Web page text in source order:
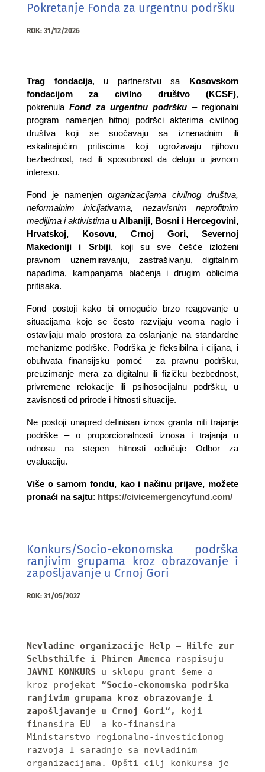
Pokretanje Fonda za urgentnu podršku
ROK: 31/12/2026
Trag fondacija, u partnerstvu sa
Kosovskom
fondacijom za civilno društvo (KCSF),
pokrenulaFond za urgentnu podršku – regionalni
program namenjen hitnoj podršci akterima civilnog
društva koji se suočavaju sa iznenadnim ili
eskalirajućim pritiscima koji ugrožavaju njihovu
bezbednost, rad ili sposobnost da deluju u javnom
interesu.
Fond je namenjenorganizacijama civilnog društva,
neformalnim inicijativama, nezavisnim neprofitnim
medijima i aktivistima u Albaniji, Bosni i Hercegovini,
Hrvatskoj, Kosovu, Crnoj Gori, Severnoj
Makedoniji i Srbiji, koji su sve češće izloženi
pravnom uznemiravanju, zastrašivanju, digitalnim
napadima, kampanjama blaćenja i drugim oblicima
pritisaka.
Fond postoji kako bi omogućio brzo reagovanje u
situacijama koje se često razvijaju veoma naglo i
ostavljaju malo prostora za oslanjanje na standardne
mehanizme podrške. Podrška je fleksibilna i ciljana, i
obuhvata finansijsku pomoć za pravnu podršku,
preuzimanje mera za digitalnu ili fizičku bezbednost,
privremene relokacije ili psihosocijalnu podršku, u
zavisnosti od prirode i hitnosti situacije.
Ne postoji unapred definisan iznos granta niti trajanje
podrške – o proporcionalnosti iznosa i trajanja u
odnosu na stepen hitnosti odlučuje Odbor za
evaluaciju.
Više o samom fondu, kao i načinu prijave, možete
pronaći na sajtu: https://civicemergencyfund.com/
Konkurs/Socio-ekonomska podrška
ranjivim grupama kroz obrazovanje i
zapošljavanje u Crnoj Gori
ROK: 31/05/2027
Nevladine organizacije Help – Hilfe zur
Selbsthilfe i Phiren Amenca
JAVNI KONKURS u sklopu grant šeme a
kroz projekat “Socio-ekonomska podrška
ranjivim grupama kroz obrazovanje i
zapošljavanje u Crnoj Gori“,
koji
finansira EU  a ko-finansira
Ministarstvo regionalno-investicionog
razvoja I saradnje sa nevladinim
organizacijama. Opšti cilj konkursa je